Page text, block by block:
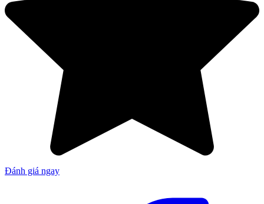
Đánh giá ngay